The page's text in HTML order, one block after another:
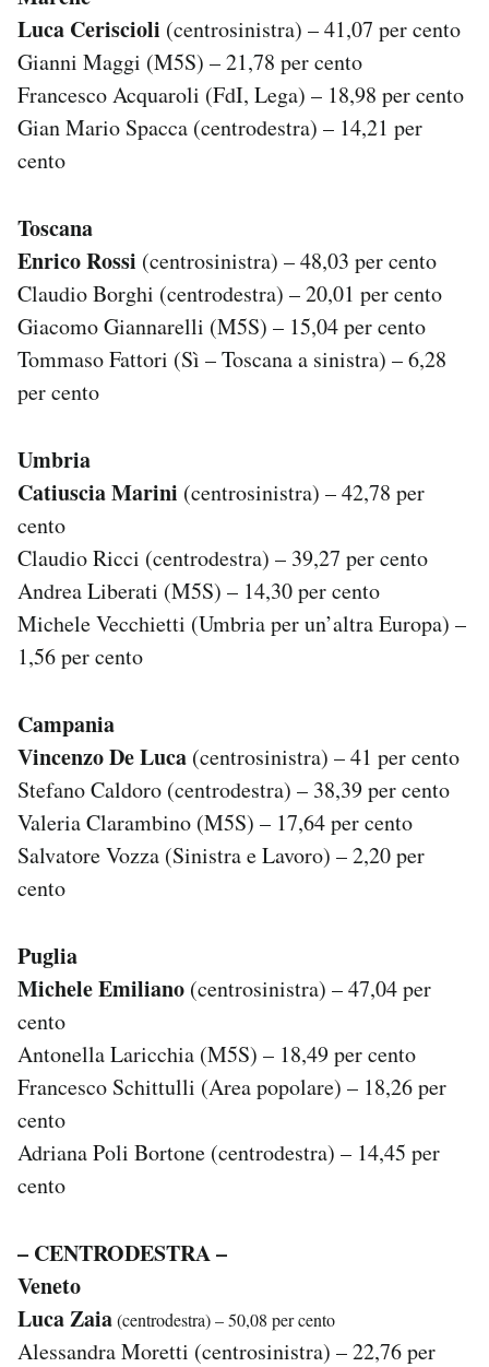
Notifiche mobile
Regala il Post
Luca Ceriscioli (centrosinistra) – 41,07 per cento
Gianni Maggi (M5S) – 21,78 per cento
Francesco Acquaroli (FdI, Lega) – 18,98 per cento
Gian Mario Spacca (centrodestra) – 14,21 per
cento
Toscana
Enrico Rossi (centrosinistra) – 48,03 per cento
Claudio Borghi (centrodestra) – 20,01 per cento
Giacomo Giannarelli (M5S) – 15,04 per cento
Tommaso Fattori (Sì – Toscana a sinistra) – 6,28
per cento
Umbria
Catiuscia Marini (centrosinistra) – 42,78 per
cento
Claudio Ricci (centrodestra) – 39,27 per cento
Andrea Liberati (M5S) – 14,30 per cento
Michele Vecchietti (Umbria per un’altra Europa) –
1,56 per cento
Campania
Vincenzo De Luca (centrosinistra) – 41 per cento
Stefano Caldoro (centrodestra) – 38,39 per cento
Valeria Clarambino (M5S) – 17,64 per cento
Salvatore Vozza (Sinistra e Lavoro) – 2,20 per
cento
Puglia
Michele Emiliano (centrosinistra) – 47,04 per
cento
Antonella Laricchia (M5S) – 18,49 per cento
Francesco Schittulli (Area popolare) – 18,26 per
cento
Adriana Poli Bortone (centrodestra) – 14,45 per
cento
– CENTRODESTRA –
Veneto
Luca Zaia(centrodestra) – 50,08 per cento
Alessandra Moretti (centrosinistra) – 22,76 per